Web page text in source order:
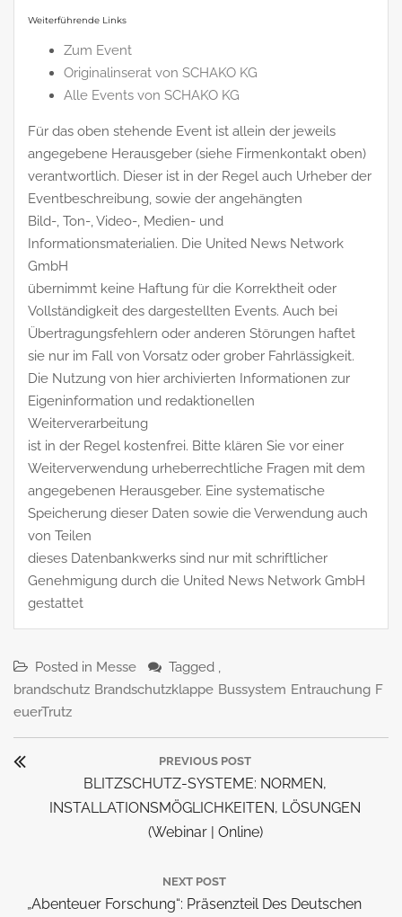
Weiterführende Links
Zum Event
Originalinserat von SCHAKO KG
Alle Events von SCHAKO KG
Für das oben stehende Event ist allein der jeweils
angegebene Herausgeber (siehe Firmenkontakt oben)
verantwortlich. Dieser ist in der Regel auch Urheber der
Eventbeschreibung, sowie der angehängten
Bild-, Ton-, Video-, Medien- und
Informationsmaterialien. Die United News Network
GmbH
übernimmt keine Haftung für die Korrektheit oder
Vollständigkeit des dargestellten Events. Auch bei
Übertragungsfehlern oder anderen Störungen haftet
sie nur im Fall von Vorsatz oder grober Fahrlässigkeit.
Die Nutzung von hier archivierten Informationen zur
Eigeninformation und redaktionellen
Weiterverarbeitung
ist in der Regel kostenfrei. Bitte klären Sie vor einer
Weiterverwendung urheberrechtliche Fragen mit dem
angegebenen Herausgeber. Eine systematische
Speicherung dieser Daten sowie die Verwendung auch
von Teilen
dieses Datenbankwerks sind nur mit schriftlicher
Genehmigung durch die United News Network GmbH
gestattet
Posted in Messe
Tagged ,
brandschutz Brandschutzklappe Bussystem Entrauchung F
euerTrutz
PREVIOUS POST
Previous
Post:
BLITZSCHUTZ-SYSTEME: NORMEN,
INSTALLATIONSMÖGLICHKEITEN, LÖSUNGEN
(Webinar | Online)
NEXT POST
Next
„Abenteuer Forschung“: Präsenzteil Des Deutschen